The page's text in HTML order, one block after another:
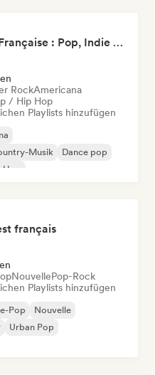
Nouvelle Scène Française : Pop, Indie & Chanson Émergente
RockAmericana
/ Hip Hop
Playlists hinzufügen
Musik
Dance pop
français
NouvellePop-Rock
Playlists hinzufügen
Pop
Nouvelle
Urban Pop